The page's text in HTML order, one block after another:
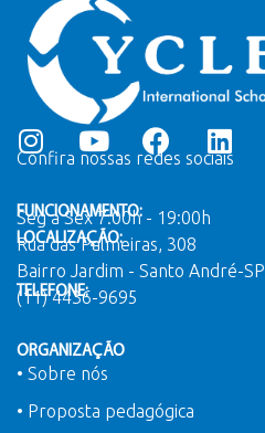
Confira nossas redes sociais
FUNCIONAMENTO:
Seg a Sex 7:00h - 19:00h
LOCALIZAÇÃO:
Rua das Palmeiras, 308
Bairro Jardim - Santo André-SP
TELEFONE:
(11) 4436-9695
ORGANIZAÇÃO
• Sobre nós
• Proposta pedagógica